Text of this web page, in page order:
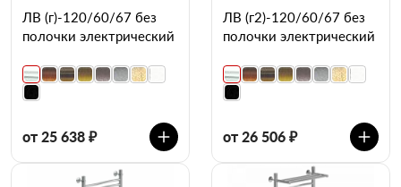
ЛВ (г)-120/60/67 без
полочки электрический
от 25 638 ₽
ЛВ (г2)-120/60/67 без
полочки электрический
от 26 506 ₽